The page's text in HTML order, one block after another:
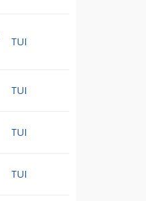
TUI
TUI
TUI
TUI